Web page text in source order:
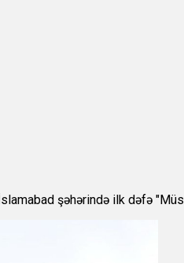
şəhərində ilk dəfə